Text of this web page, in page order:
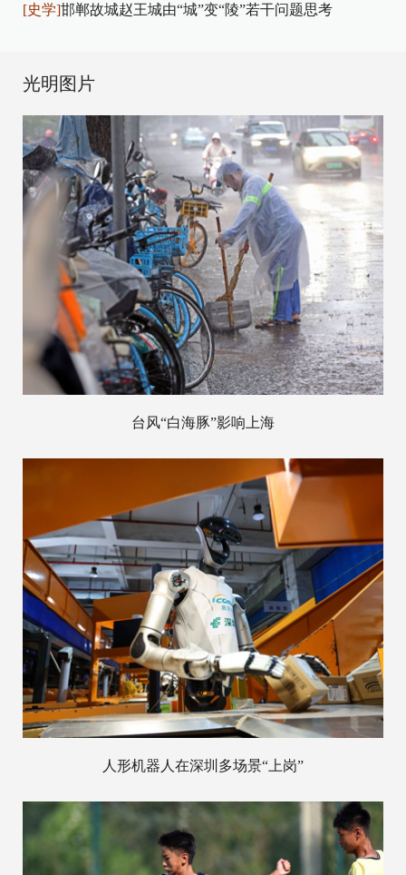
[史学]邯郸故城赵王城由“城”变“陵”若干问题思考
光明图片
台风“白海豚”影响上海
人形机器人在深圳多场景“上岗”